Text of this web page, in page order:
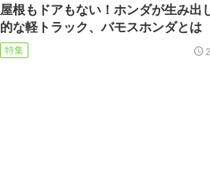
屋根もドアもない！ホンダが生み出
的な軽トラック、バモスホンダとは
特集